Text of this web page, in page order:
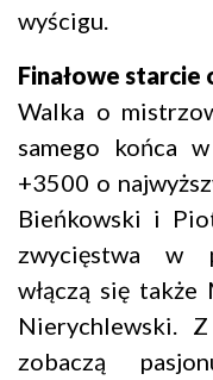
wyścigu.
Finałowe
Walka o
samego końca
+3500 o
Bieńkowski i
zwycięstwa w
włączą się
Nierychlewski.
zobaczą